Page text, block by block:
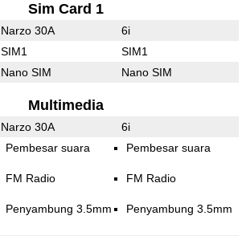
Sim Card 1
Narzo 30A 6i
SIM1 SIM1
Nano SIM Nano SIM
Multimedia
Narzo 30A 6i
Pembesar suara
FM Radio
Penyambung 3.5mm
Pembesar suara
FM Radio
Penyambung 3.5mm